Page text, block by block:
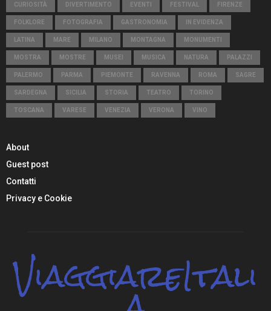
CURIOSITÀ DIVERTIMENTO EVENTI FESTIVAL FIRENZE
FOLKLORE FOTOGRAFIA GASTRONOMIA IN EVIDENZA
LATINA MARE MILANO MONTAGNA MONUMENTI
MOSTRA MOSTRE MUSEI MUSICA NATURA PALAZZI
PALERMO PARMA PIEMONTE RAVENNA ROMA SAGRE
SARDEGNA SICILIA STORIA TEATRO TORINO
TOSCANA VARESE VENEZIA VERONA VINO
About
Guest post
Contatti
Privacy e Cookie
ViaggiareItali